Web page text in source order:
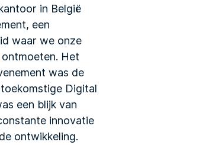
in België
een
waar we onze
Het
was de
Digital
een blijk van
innovatie
ontwikkeling.